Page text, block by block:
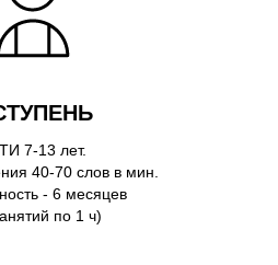
7-13 лет.
40-70 слов в мин.
- 6 месяцев
по 1 ч)